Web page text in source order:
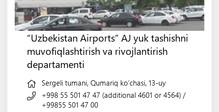
“Uzbekistan Airports” AJ yuk tashishni
muvofiqlashtirish va rivojlantirish
departamenti
Sergeli tumani, Qumariq ko‘chasi, 13-uy
+998 55 501 47 47 (additional 4601 or 4564) /
+99855 501 47 00